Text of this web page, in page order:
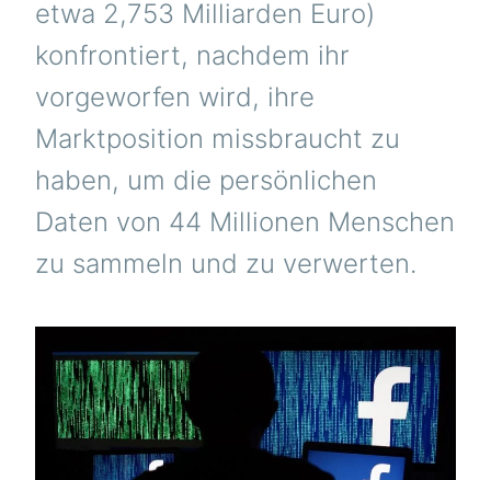
etwa 2,753 Milliarden Euro)
konfrontiert, nachdem ihr
vorgeworfen wird, ihre
Marktposition missbraucht zu
haben, um die persönlichen
Daten von 44 Millionen Menschen
zu sammeln und zu verwerten.